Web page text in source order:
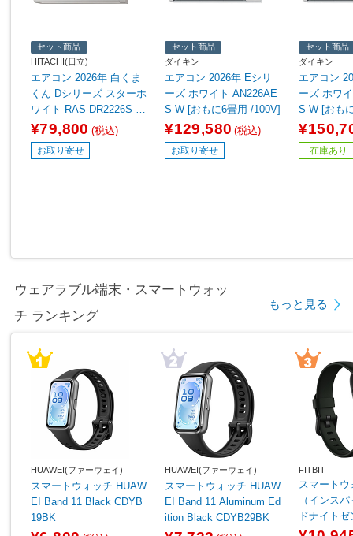
セット商品
HITACHI(日立)
エアコン 2026年 白くま
くん Dシリーズ スターホ
ワイト RAS-DR2226S-W
[おもに6畳用 /100V]
¥79,800 (税込)
お取り寄せ
セット商品
ダイキン
エアコン 2026年 Eシリ
ーズ ホワイト AN226AE
S-W [おもに6畳用 /100V]
¥129,580 (税込)
お取り寄せ
セット商品
ダイキン
エアコン
ーズ ホワ
S-W [おも
V]
在庫あり
ウェアラブル端末・スマートウォッ
チ ランキング
もっと見る
HUAWEI(ファーウェイ)
スマートウォッチ HUAW
EI Band 11 Black CDYB
19BK
HUAWEI(ファーウェイ)
スマートウォッチ HUAW
EI Band 11 Aluminum Ed
ition Black CDYB29BK
FITBIT
スマート
（インスパ
ドナイト
K-FRCJK